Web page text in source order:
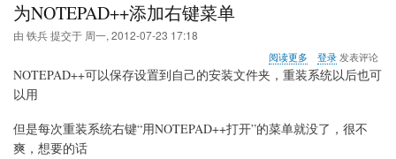
为NOTEPAD++添加右键菜单
由 铁兵提交于 周一, 2012-07-23 17:18
阅读更多
于
为
右
登录发表评论
NOTEPAD++可以保存设置到自己的安装文件夹，重装系统以后也可
以用
但是每次重装系统右键“用NOTEPAD++打开”的菜单就没了，很不
爽，想要的话